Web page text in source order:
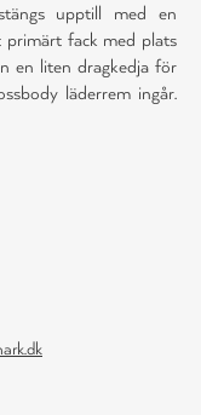
upptill med en
primärt fack med plats
en liten dragkedja för
läderrem ingår.